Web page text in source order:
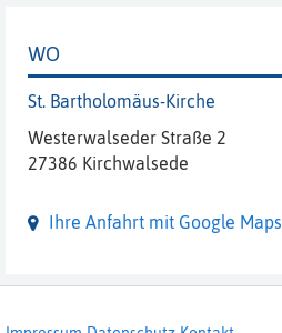
WO
St. Bartholomäus-Kirche
Westerwalseder Straße 2
27386 Kirchwalsede
Ihre Anfahrt mit Google Maps